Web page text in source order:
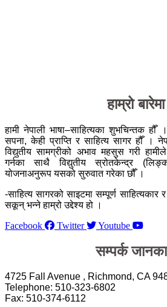
हाम्रो बारेमा
हामी नेपाली भाषा–साहित्यका शुभचिन्तक
सपना, केही प्राप्ति र साहित्य सागर हौँ ।
विद्युतीय सामग्रीको अभाव महसुस गरी
गर्नका साथै विद्युतीय स्रोतकेन्द्र
योजनाअनुरूप यसको सुरुवात गरेका छौँ ।
-साहित्य सागरको साइटमा सम्पूर्ण
सकून् भन्ने हाम्रो उद्देश्य हो ।
Facebook
Twitter Youtube
सम्पर्क
4725 Fall Avenue , Richmond, CA
Telephone: 510-323-6802
Fax: 510-374-6112